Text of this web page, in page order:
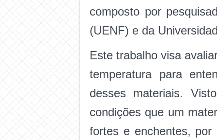
composto por
(UENF) e da
Este trabalho visa
temperatura para
desses materiais.
condições que um
fortes e enchentes,